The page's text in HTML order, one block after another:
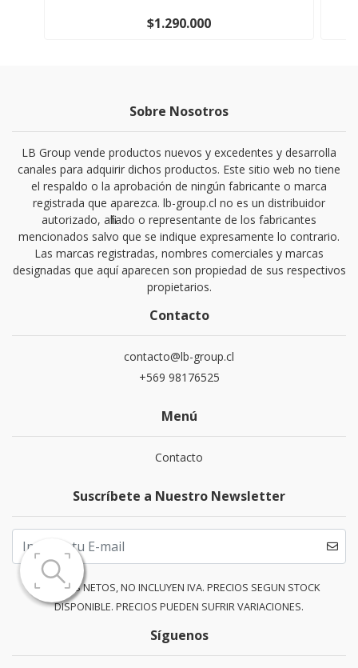
$1.290.000
Sobre Nosotros
LB Group vende productos nuevos y excedentes y desarrolla
canales para adquirir dichos productos. Este sitio web no tiene
el respaldo o la aprobación de ningún fabricante o marca
registrada que aparezca. lb-group.cl no es un distribuidor
autorizado, afiliado o representante de los fabricantes
mencionados salvo que se indique expresamente lo contrario.
Las marcas registradas, nombres comerciales y marcas
designadas que aquí aparecen son propiedad de sus respectivos
propietarios.
Contacto
contacto@lb-group.cl
+569 98176525
Menú
Contacto
Suscríbete a Nuestro Newsletter
PRECIOS NETOS, NO INCLUYEN IVA. PRECIOS SEGUN STOCK
DISPONIBLE. PRECIOS PUEDEN SUFRIR VARIACIONES.
Síguenos